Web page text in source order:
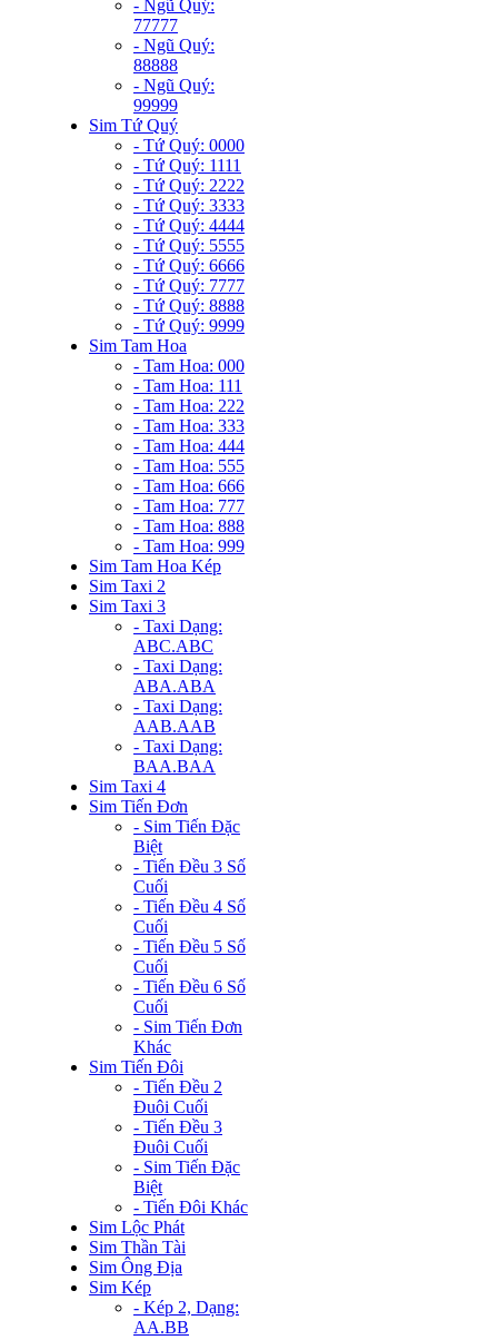
- Ngũ Quý:
77777
- Ngũ Quý:
88888
- Ngũ Quý:
99999
Sim Tứ Quý
- Tứ Quý: 0000
- Tứ Quý: 1111
- Tứ Quý: 2222
- Tứ Quý: 3333
- Tứ Quý: 4444
- Tứ Quý: 5555
- Tứ Quý: 6666
- Tứ Quý: 7777
- Tứ Quý: 8888
- Tứ Quý: 9999
Sim Tam Hoa
- Tam Hoa: 000
- Tam Hoa: 111
- Tam Hoa: 222
- Tam Hoa: 333
- Tam Hoa: 444
- Tam Hoa: 555
- Tam Hoa: 666
- Tam Hoa: 777
- Tam Hoa: 888
- Tam Hoa: 999
Sim Tam Hoa Kép
Sim Taxi 2
Sim Taxi 3
- Taxi Dạng:
ABC.ABC
- Taxi Dạng:
ABA.ABA
- Taxi Dạng:
AAB.AAB
- Taxi Dạng:
BAA.BAA
Sim Taxi 4
Sim Tiến Đơn
- Sim Tiến Đặc
Biệt
- Tiến Đều 3 Số
Cuối
- Tiến Đều 4 Số
Cuối
- Tiến Đều 5 Số
Cuối
- Tiến Đều 6 Số
Cuối
- Sim Tiến Đơn
Khác
Sim Tiến Đôi
- Tiến Đều 2
Đuôi Cuối
- Tiến Đều 3
Đuôi Cuối
- Sim Tiến Đặc
Biệt
- Tiến Đôi Khác
Sim Lộc Phát
Sim Thần Tài
Sim Ông Địa
Sim Kép
- Kép 2, Dạng:
AA.BB